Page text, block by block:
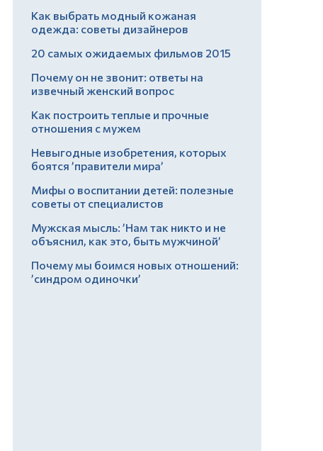
Как выбрать модный кожаная
одежда: советы дизайнеров
20 самых ожидаемых фильмов 2015
Почему он не звонит: ответы на
извечный женский вопрос
Как построить теплые и прочные
отношения с мужем
Невыгодные изобретения, которых
боятся ’правители мира’
Мифы о воспитании детей: полезные
советы от специалистов
Мужская мысль: ’Нам так никто и не
объяснил, как это, быть мужчиной’
Почему мы боимся новых отношений:
’синдром одиночки’